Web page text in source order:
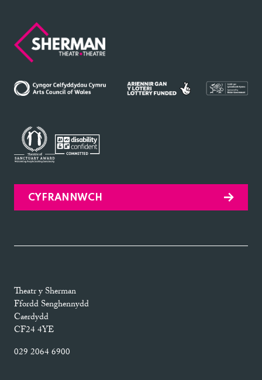
Sherman
Theatre
CYFRANNWCH
Theatr y Sherman
Ffordd Senghennydd
Caerdydd
CF24 4YE
029 2064 6900